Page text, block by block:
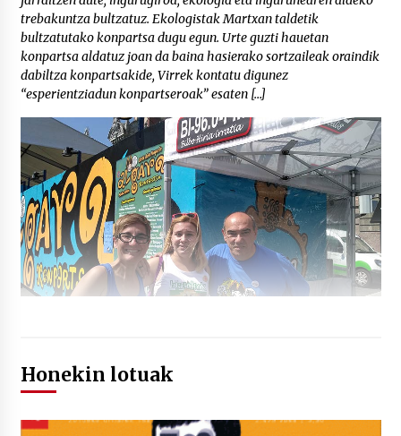
trebakuntza bultzatuz. Ekologistak Martxan taldetik
bultzatutako konpartsa dugu egun. Urte guzti hauetan
konpartsa aldatuz joan da baina hasierako sortzaileak oraindik
dabiltza konpartsakide, Virrek kontatu digunez
“esperientziadun konpartseroak” esaten […]
Honekin lotuak